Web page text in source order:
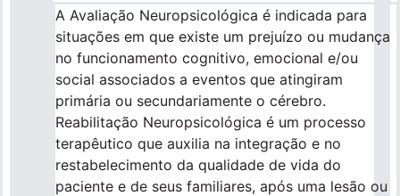
A Avaliação Neuropsicológica é indicada para
situações em que existe um prejuízo ou mudança
no funcionamento cognitivo, emocional e/ou
social associados a eventos que atingiram
primária ou secundariamente o cérebro.
Reabilitação Neuropsicológica é um processo
terapêutico que auxilia na integração e no
restabelecimento da qualidade de vida do
paciente e de seus familiares, após uma lesão ou